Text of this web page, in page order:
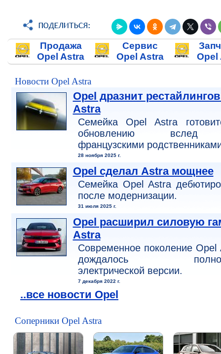
Продажа
Opel Astra
Сервис
Opel Astra
Opel
Новости Opel Astra
Opel дразнит
Astra
Семейка Opel Astra
обновлению
французскими
28 ноября 2025 г.
Opel сделал Astra мощнее
Семейка Opel Astra
после модернизации.
31 июля 2025 г.
Opel расширил силовую
Astra
Современное поколение Opel
дождалось
электрической версии.
7 декабря 2022 г.
..все новости Opel
Соперники Opel Astra